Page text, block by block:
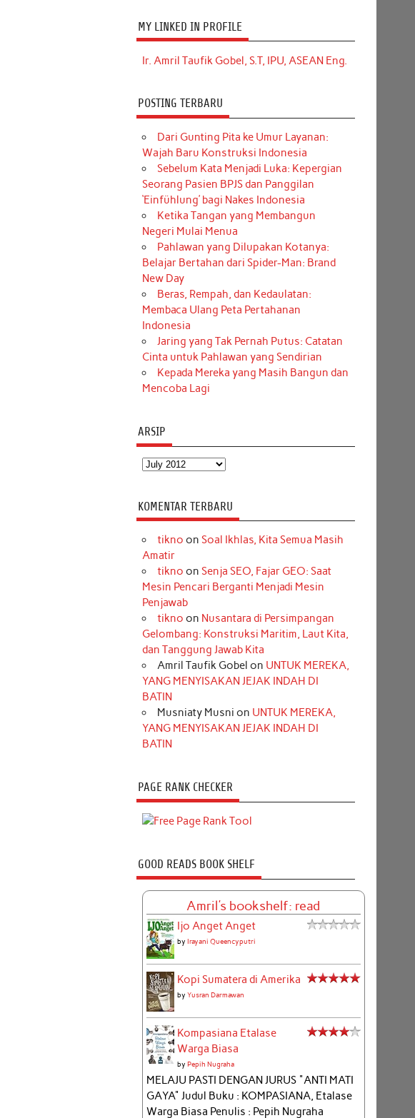
MY LINKED IN PROFILE
Ir. Amril Taufik Gobel, S.T, IPU, ASEAN Eng.
POSTING TERBARU
Dari Gunting Pita ke Umur Layanan:
Wajah Baru Konstruksi Indonesia
Sebelum Kata Menjadi Luka: Kepergian
Seorang Pasien BPJS dan Panggilan
‘Einfühlung’ bagi Nakes Indonesia
Ketika Tangan yang Membangun
Negeri Mulai Menua
Pahlawan yang Dilupakan Kotanya:
Belajar Bertahan dari Spider-Man: Brand
New Day
Beras, Rempah, dan Kedaulatan:
Membaca Ulang Peta Pertahanan
Indonesia
Jaring yang Tak Pernah Putus: Catatan
Cinta untuk Pahlawan yang Sendirian
Kepada Mereka yang Masih Bangun dan
Mencoba Lagi
ARSIP
Arsip
KOMENTAR TERBARU
tikno on Soal Ikhlas, Kita Semua Masih
Amatir
tikno on Senja SEO, Fajar GEO: Saat
Mesin Pencari Berganti Menjadi Mesin
Penjawab
tikno on Nusantara di Persimpangan
Gelombang: Konstruksi Maritim, Laut Kita,
dan Tanggung Jawab Kita
Amril Taufik Gobel on UNTUK MEREKA,
YANG MENYISAKAN JEJAK INDAH DI
BATIN
Musniaty Musni on UNTUK MEREKA,
YANG MENYISAKAN JEJAK INDAH DI
BATIN
PAGE RANK CHECKER
GOOD READS BOOK SHELF
Amril's bookshelf: read
Ijo Anget Anget
by Irayani Queencyputri
Kopi Sumatera di Amerika
by Yusran Darmawan
Kompasiana Etalase
Warga Biasa
by Pepih Nugraha
MELAJU PASTI DENGAN JURUS "ANTI MATI
GAYA" Judul Buku : KOMPASIANA, Etalase
Warga Biasa Penulis : Pepih Nugraha